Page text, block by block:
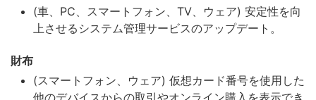
(車、PC、スマートフォン、TV、ウェア) 安定性を向
上させるシステム管理サービスのアップデート。
財布
(スマートフォン、ウェア) 仮想カード番号を使用した
他のデバイスからの取引やオンライン購入を表示でき